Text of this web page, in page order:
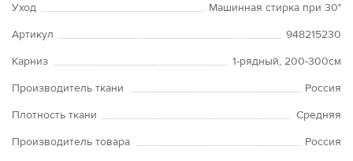
Уход
Машинная стирка при 30°
Артикул
948215230
Карниз
1-рядный, 200-300см
Производитель ткани
Россия
Плотность ткани
Средняя
Производитель товара
Россия